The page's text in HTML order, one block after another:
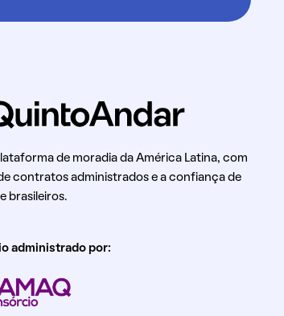
de moradia da América Latina, com
contratos administrados e a confiança de
brasileiros.
administrado por: